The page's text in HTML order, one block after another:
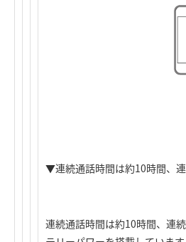
▼連続通話時間は約10時間、
連続通話時間は約10時間、連